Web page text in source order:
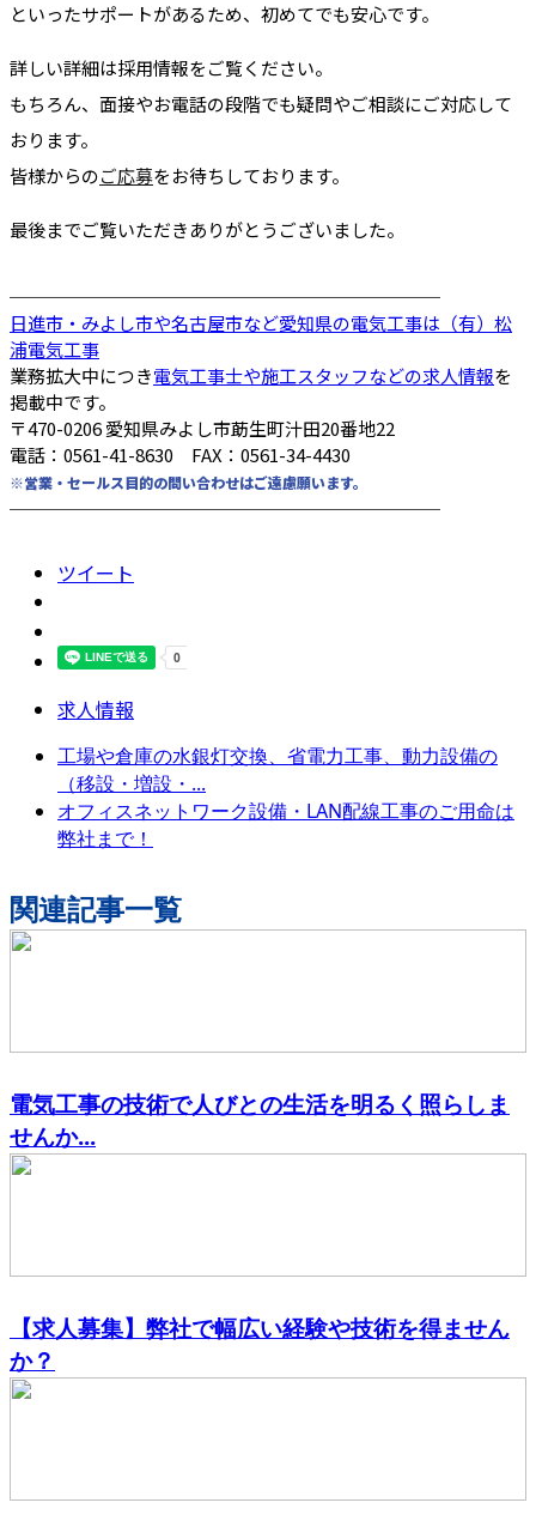
といったサポートがあるため、初めてでも安心です。
詳しい詳細は採用情報をご覧ください。
もちろん、面接やお電話の段階でも疑問やご相談にご対応して
おります。
皆様からのご応募をお待ちしております。
最後までご覧いただきありがとうございました。
────────────────────────
日進市・みよし市や名古屋市など愛知県の電気工事は（有）松
浦電気工事
業務拡大中につき電気工事士や施工スタッフなどの求人情報を
掲載中です。
〒470-0206 愛知県みよし市莇生町汁田20番地22
電話：0561-41-8630 FAX：0561-34-4430
※営業・セールス目的の問い合わせはご遠慮願います。
────────────────────────
ツイート
求人情報
工場や倉庫の水銀灯交換、省電力工事、動力設備の
（移設・増設・...
オフィスネットワーク設備・LAN配線工事のご用命は
弊社まで！
関連記事一覧
電気工事の技術で人びとの生活を明るく照らしま
せんか...
【求人募集】弊社で幅広い経験や技術を得ません
か？